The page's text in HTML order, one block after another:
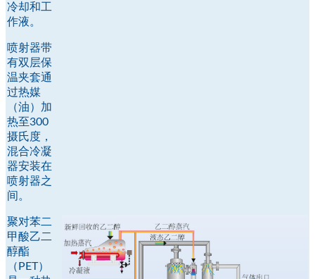
冷却和工
作液。
喷射器带
有双层保
温夹套通
过热媒
（油）加
热至300
摄氏度，
混合冷凝
器安装在
喷射器之
间。
聚对苯二
甲酸乙二
醇酯
（PET）